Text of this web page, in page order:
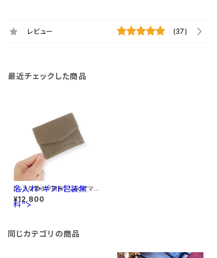
レビュー (37)
最近チェックした商品
名入れ・ギフト包装無
料">
[小さな柔らか財布] "Jack"マイ
クロウォレット < ブラウングレー
> 名入れ・ギフト包装無料
¥12,800
同じカテゴリの商品